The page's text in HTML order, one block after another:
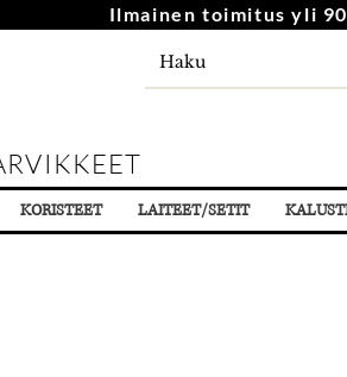
Ilmainen toimitus yli
KORISTEET LAITEET/SETIT